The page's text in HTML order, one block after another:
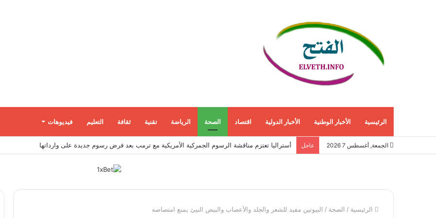
الرئيسية الأخبار الوطنية الأخبار الدولية اقتصاد الصحة الرياضة تقنية ثقافة التعليم فيديوهات
الجمعة, أغسطس 7 2026 عاجل إيران توسّع حرب الاستخبارات داخل إسرائيل عبر تجنيد مواطنين بمهام تبدأ بسيطة وتنتهي بالتجسس العسكري
الرئيسية / الصحة / البيوتين مفيد للشعر والجلد والأعصاب والبيض النيئ يمنع امتصاصه